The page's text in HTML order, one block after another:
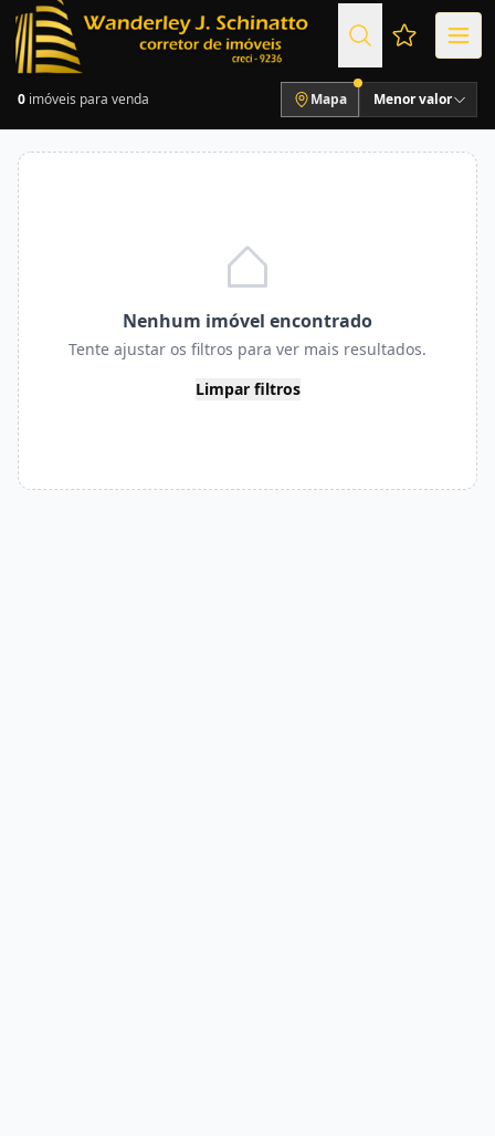
Favoritos
0 imóveis para venda Mapa Menor valor
Nenhum imóvel encontrado
Tente ajustar os filtros para ver mais resultados.
Limpar filtros